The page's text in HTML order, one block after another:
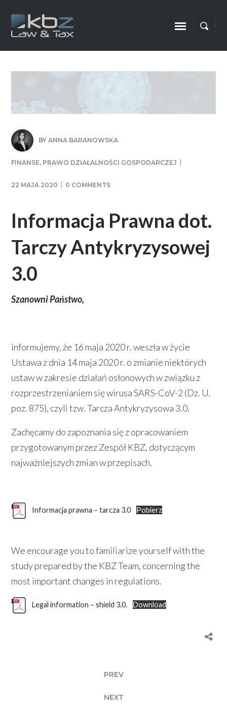
BYANNA BARANOWSKA
FINANSE, PRAWO DZIAŁALNOŚCI GOSPODARCZEJ
22 MAJA 2020 0 COMMENTS
Informacja Prawna dot.
Tarczy Antykryzysowej
3.0
Szanowni Państwo,
informujemy, że 16 maja 2020 r. weszła w życie
Ustawa z dnia 14 maja 2020 r. o zmianie niektórych
ustaw w zakresie działań osłonowych w związku z
rozprzestrzenianiem się wirusa SARS-CoV-2 (Dz. U.
poz. 875), czyli tzw. Tarcza Antykryzysowa 3.0.
Zachęcamy do zapoznania się z opracowaniem
przygotowanym przez Zespół KBZ, dotyczącym
najważniejszych zmian w przepisach.
Informacja prawna – tarcza 3.0 Pobierz
We encourage you to familiarize yourself with the
study prepared by the KBZ Team, concerning the
most important changes in regulations.
Legal information – shield 3.0. Download
PREV
NEXT